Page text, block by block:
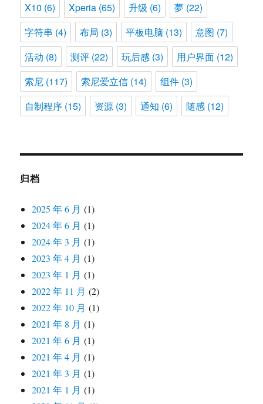
X10 (6) Xperia (65) 升级 (6) 夢 (22)
字符串 (4) 布局 (3) 平板电脑 (13) 意图 (7)
活动 (8) 测评 (22) 玩后感 (3) 用户界面 (12)
索尼 (117) 索尼爱立信 (14) 组件 (3)
自制程序 (15) 资源 (3) 通知 (6) 随感 (12)
归档
2025 年 6 月 (1)
2024 年 6 月 (1)
2024 年 3 月 (1)
2023 年 4 月 (1)
2023 年 1 月 (1)
2022 年 11 月 (2)
2022 年 10 月 (1)
2021 年 8 月 (1)
2021 年 6 月 (1)
2021 年 4 月 (1)
2021 年 3 月 (1)
2021 年 1 月 (1)